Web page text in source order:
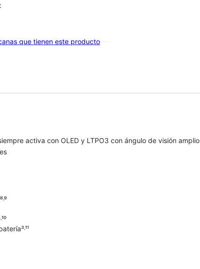
que tienen este producto
activa con OLED y LTPO3 con ángulo de visión amplio